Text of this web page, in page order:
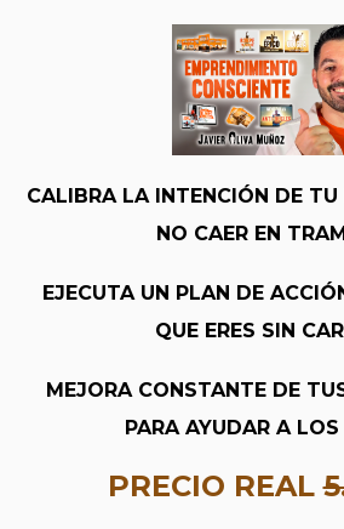
CALIBRA LA INTENCIÓN DE TU
NO CAER EN
EJECUTA UN PLAN DE
QUE ERES SIN
MEJORA CONSTANTE DE
PARA AYUDAR A
PRECIO REAL